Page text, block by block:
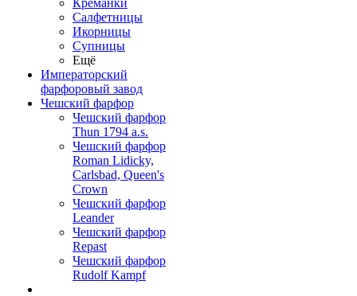
Креманки
Салфетницы
Икорницы
Супницы
Ещё
Императорский
фарфоровый завод
Чешский фарфор
Чешский фарфор
Thun 1794 a.s.
Чешский фарфор
Roman Lidicky,
Carlsbad, Queen's
Crown
Чешский фарфор
Leander
Чешский фарфор
Repast
Чешский фарфор
Rudolf Kampf